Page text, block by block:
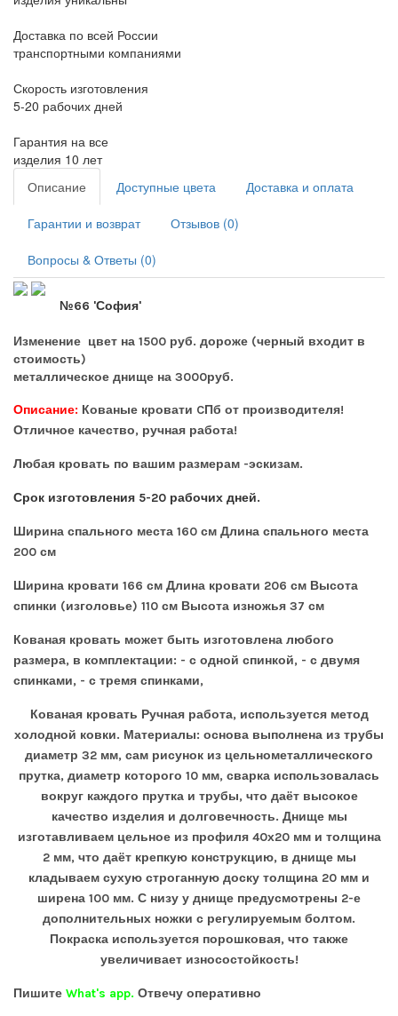
Доставка по всей России
транспортными компаниями
Скорость изготовления
5-20 рабочих дней
Гарантия на все
изделия 10 лет
Описание
Доступные цвета Доставка и оплата
Гарантии и возврат Отзывов (0)
Вопросы & Ответы (0)
№66 'София'
Изменение цвет на 1500 руб. дороже (черный входит в
стоимость)
металлическое днище на 3000руб.
Описание: Кованые кровати CПб от производителя!
Отличное качество, ручная работа!
Любая кровать по вашим размерам -эскизам.
Срок изготовления 5-20 рабочих дней.
Ширина спального места 160 см Длина спального места
200 см
Ширина кровати 166 см Длина кровати 206 см Высота
спинки (изголовье) 110 см Высота изножья 37 см
Кованая кровать может быть изготовлена любого
размера, в комплектации: - с одной спинкой, - с двумя
спинками, - с тремя спинками,
Кованая кровать Ручная работа, используется метод
холодной ковки. Материалы: основа выполнена из трубы
диаметр 32 мм, сам рисунок из цельнометаллического
прутка, диаметр которого 10 мм, сварка использовалась
вокруг каждого прутка и трубы, что даёт высокое
качество изделия и долговечность. Днище мы
изготавливаем цельное из профиля 40х20 мм и толщина
2 мм, что даёт крепкую конструкцию, в днище мы
кладываем сухую строганную доску толщина 20 мм и
ширена 100 мм. С низу у днище предусмотрены 2-е
дополнительных ножки с регулируемым болтом.
Покраска используется порошковая, что также
увеличивает износостойкость!
Пишите What's app. Отвечу оперативно